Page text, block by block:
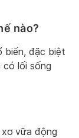
nào?
biến, đặc biệt
có lối sống
vữa động